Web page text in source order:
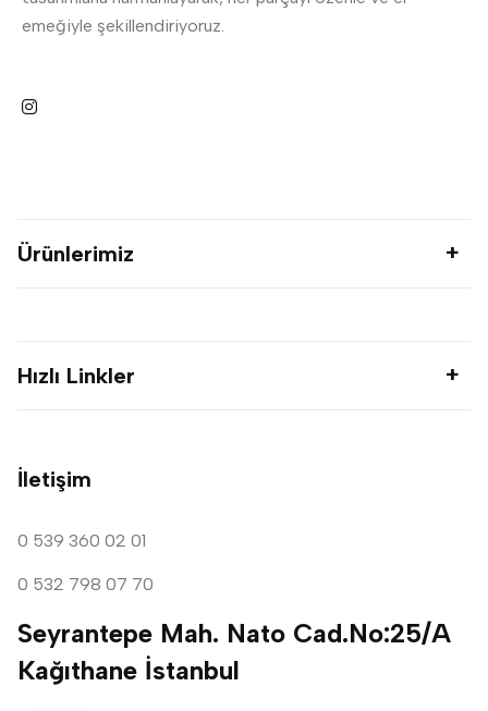
emeğiyle şekillendiriyoruz.
Ürünlerimiz
Hızlı Linkler
İletişim
0 539 360 02 01
0 532 798 07 70
Seyrantepe Mah. Nato Cad.No:25/A
Kağıthane İstanbul